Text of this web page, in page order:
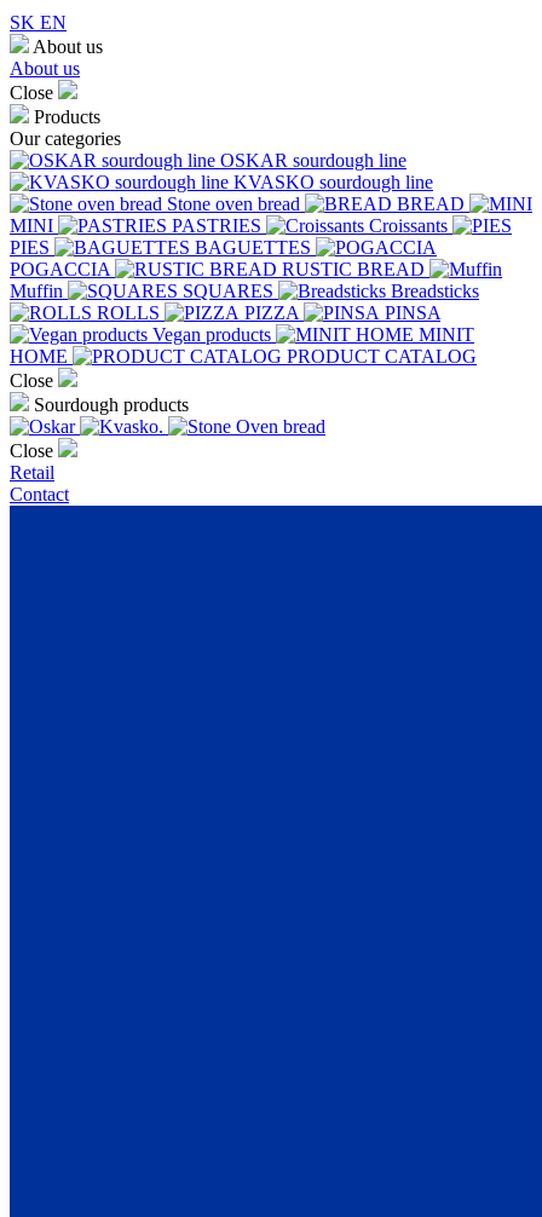
SK EN
About us
About us
Close
Products
Our categories
OSKAR sourdough line
KVASKO sourdough line
Stone oven bread
BREAD
MINI
PASTRIES
Croissants
PIES
BAGUETTES
POGACCIA
RUSTIC BREAD
Muffin
SQUARES
Breadsticks
ROLLS
PIZZA
PINSA
Vegan products
MINIT
HOME
PRODUCT CATALOG
Close
Sourdough products
Close
Retail
Contact